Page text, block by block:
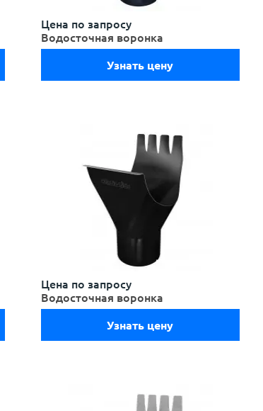
Цена по запросу
Водосточная воронка
Узнать цену
Цена по запросу
Водосточная воронка
Узнать цену